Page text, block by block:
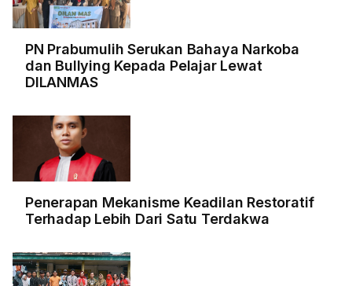
PN Prabumulih Serukan Bahaya Narkoba
dan Bullying Kepada Pelajar Lewat
DILANMAS
Penerapan Mekanisme Keadilan Restoratif
Terhadap Lebih Dari Satu Terdakwa